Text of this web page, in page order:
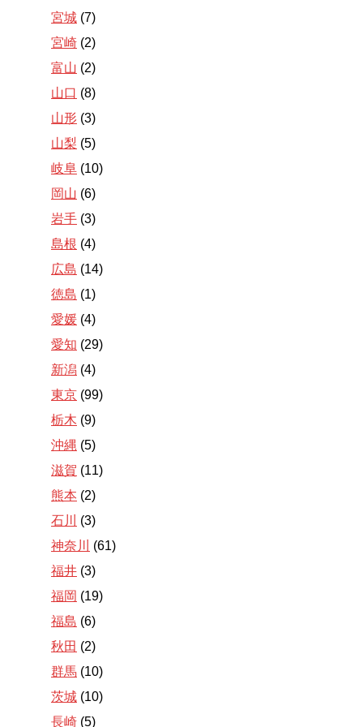
宮城 (7)
宮崎 (2)
富山 (2)
山口 (8)
山形 (3)
山梨 (5)
岐阜 (10)
岡山 (6)
岩手 (3)
島根 (4)
広島 (14)
徳島 (1)
愛媛 (4)
愛知 (29)
新潟 (4)
東京 (99)
栃木 (9)
沖縄 (5)
滋賀 (11)
熊本 (2)
石川
(3)
神奈川
(61)
福井 (3)
福岡 (19)
福島 (6)
秋田 (2)
群馬 (10)
茨城 (10)
長崎 (5)